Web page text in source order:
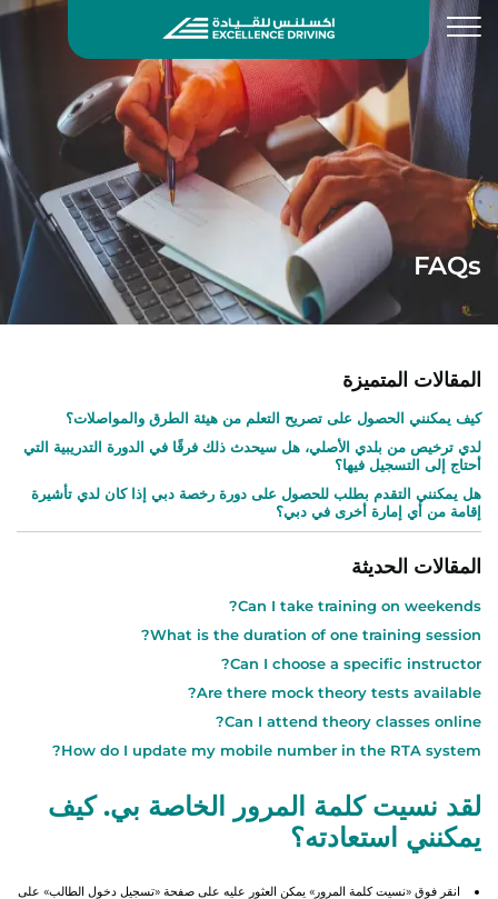
FAQs
المقالات المتميزة
كيف يمكنني الحصول على تصريح التعلم من هيئة الطرق والمواصلات؟
لدي ترخيص من بلدي الأصلي، هل سيحدث ذلك فرقًا في الدورة التدريبية التي
أحتاج إلى التسجيل فيها؟
هل يمكنني التقدم بطلب للحصول على دورة رخصة دبي إذا كان لدي تأشيرة
إقامة من أي إمارة أخرى في دبي؟
المقالات الحديثة
Can I take training on weekends?
What is the duration of one training session?
Can I choose a specific instructor?
Are there mock theory tests available?
Can I attend theory classes online?
How do I update my mobile number in the RTA system?
لقد نسيت كلمة المرور الخاصة بي. كيف
يمكنني استعادته؟
انقر فوق «نسيت كلمة المرور» يمكن العثور عليه على صفحة «تسجيل دخول الطالب» على